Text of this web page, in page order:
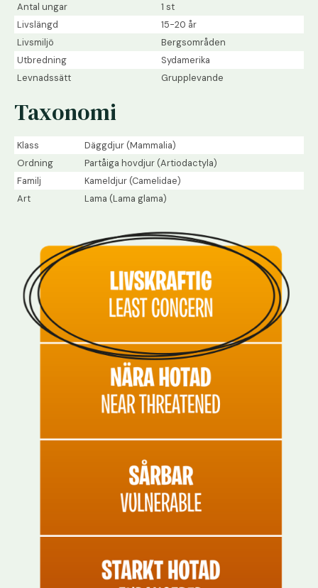
Antal ungar
1 st
Livslängd
15-20 år
Livsmiljö
Bergsområden
Utbredning
Sydamerika
Levnadssätt
Grupplevande
Taxonomi
Klass
Däggdjur (Mammalia)
Ordning
Partåiga hovdjur (Artiodactyla)
Familj
Kameldjur (Camelidae)
Art
Lama (Lama glama)